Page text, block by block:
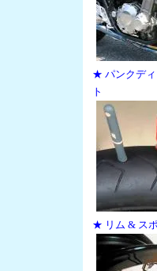
★ パンクディ
ト
★ リム & ス